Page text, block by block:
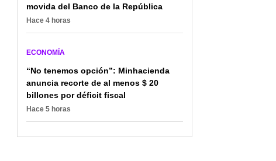
movida del Banco de la República
Hace 4 horas
ECONOMÍA
“No tenemos opción”: Minhacienda
anuncia recorte de al menos $ 20
billones por déficit fiscal
Hace 5 horas